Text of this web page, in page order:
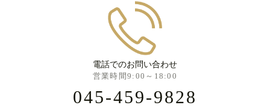
電話でのお問い合わせ
営業時間9:00～18:00
045-459-9828